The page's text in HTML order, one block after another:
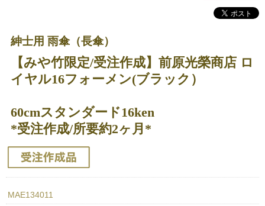
紳士用 雨傘（長傘）
【みや竹限定/受注作成】前原光榮商店 ロ
イヤル16フォーメン(ブラック）
60cmスタンダード16ken
*受注作成/所要約2ヶ月*
MAE134011